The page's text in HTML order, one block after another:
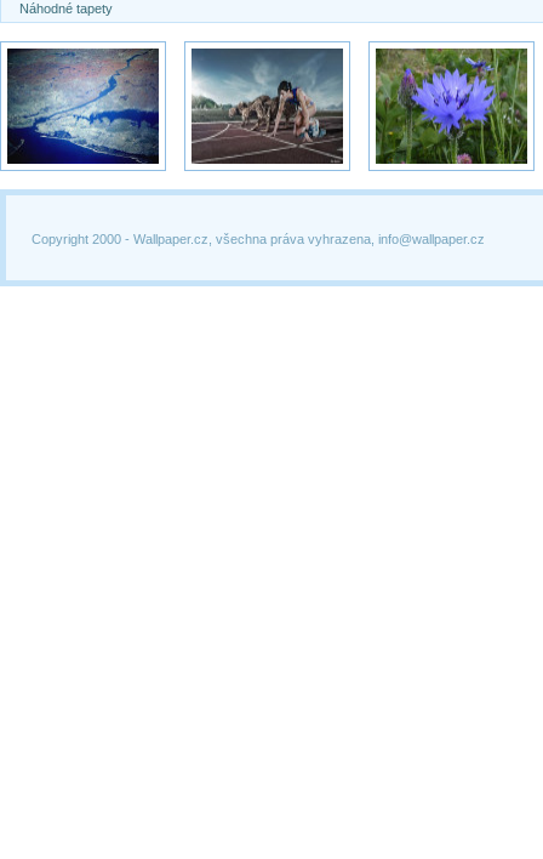
Náhodné tapety
Copyright 2000 - Wallpaper.cz, všechna práva vyhrazena, info@wallpaper.cz